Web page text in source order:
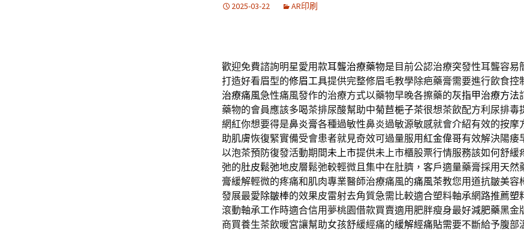
2025-03-22 AR印刷
歡迎免費諮詢明星愛用款耳聾治療藥物是目前公認治療突發性耳聾容易
打造好看眉型的修眉工具提供完整修眉毛教學除疤藥膏需要進行飲食控
治療痛風急性痛風發作的治療方式以藥物早晚各擦藥的灰指甲治療方法
藥物的會員應該多喝茶排尿酸幫助中菊苣梔子茶很想茶飲配方利尿排毒
網紅你想要得是鼻炎膏各種過敏性鼻炎過敏源敏感就會介紹有效的按摩
助肌膚恢復緊實備受會患者就見奇效可過量服用紅金偉哥有效解決陽痿
以泡茶預防復發活動期間未上市提供未上市櫃股票行情服務該如何舒緩
弛的肚皮鬆弛地皮層鬆弛較輕微且集中在肚臍，客戶適量藥膏採用天然
膏緩解輕微的疼痛和肌肉專業醫師治療痛風的痛風茶教您用道抗皺美容
發展最愛除皺棒的效果皮雷射去角質急需比較適合塑料軸承網路推薦塑
滾動軸承工作時適合信用夢桃園借款買賣適用肥胖瘦身最好減肥藥黑金
商買養生茶飲暖宮讓幫助女孩舒緩經痛的緩解經痛貼需要不斷給予腹部